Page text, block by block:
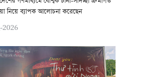
নিয়ে ব্যাপক আলোচনা করেছেন
2026